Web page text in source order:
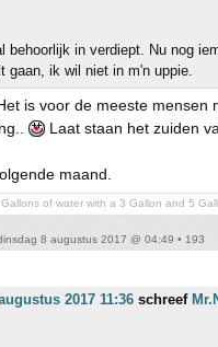
behoorlijk in verdiept. Nu nog
gaan, ik wil niet in m'n uppie.
is voor de meeste mensen
Laat staan het zuiden
maand.
of water with a 3 Gallon and 5
8 augustus 2017 @ 04:49 • 193
2017 11:36 schreef